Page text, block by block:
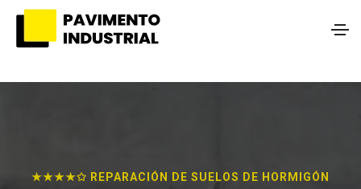
★★★★✩ REPARACIÓN DE SUELOS DE HORMIGÓN